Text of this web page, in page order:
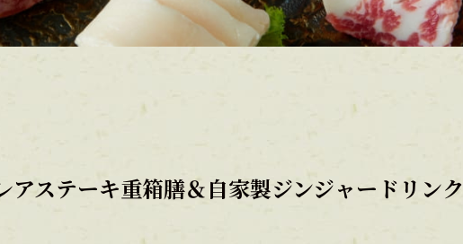
ステーキ重箱膳＆自家製ジンジャードリン